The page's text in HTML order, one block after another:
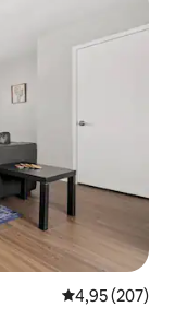
4,95 ud af 5 i
4,95 (207)